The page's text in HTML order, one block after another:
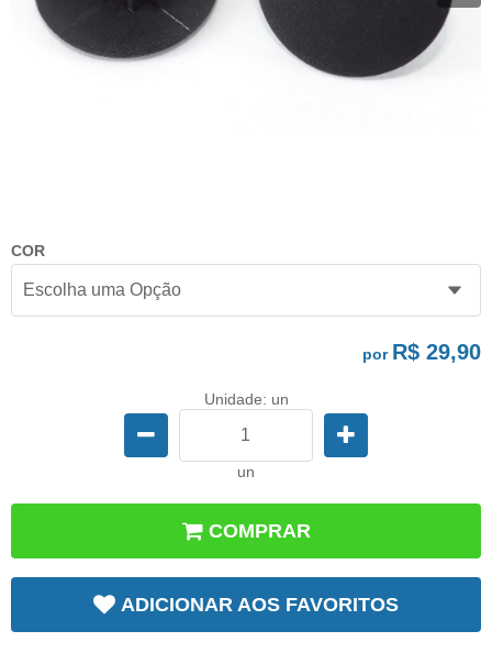
COR
por R$ 29,90
Unidade: un
un
COMPRAR
ADICIONAR AOS FAVORITOS